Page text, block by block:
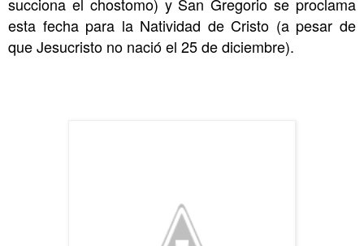
succiona el chostomo) y San Gregorio se proclama
esta fecha para la Natividad de Cristo (a pesar de
que Jesucristo no nació el 25 de diciembre).